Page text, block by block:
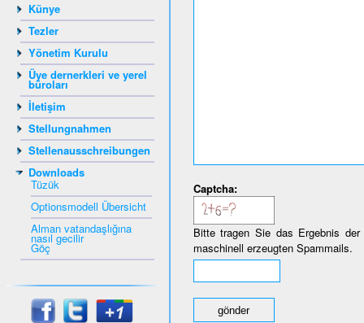
Künye
Tezler
Yönetim Kurulu
Üye dernerkleri ve yerel
büroları
İletişim
Stellungnahmen
Stellenausschreibungen
Downloads
Tüzük
Optionsmodell Übersicht
Alman vatandaşlığına
nasıl gecilir
Göç
Captcha:
Bitte tragen Sie das Ergebnis
maschinell erzeugten Spammails.